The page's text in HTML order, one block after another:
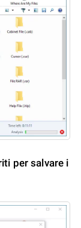
per salvare i